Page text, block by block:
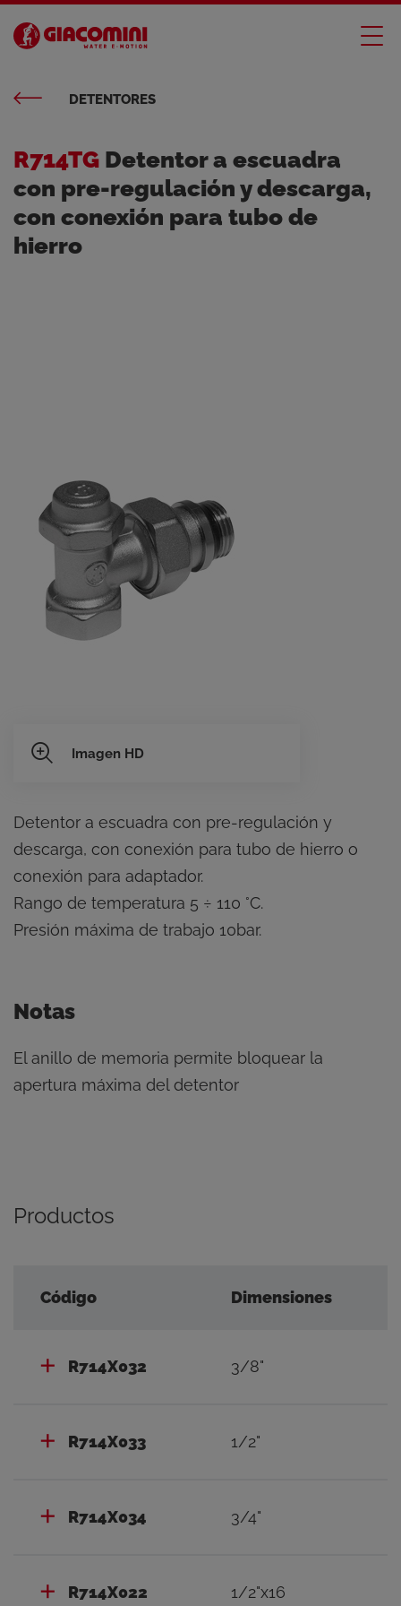
DETENTORES
R714TG Detentor a escuadra
con pre-regulación y descarga,
con conexión para tubo de
hierro
Imagen HD
Detentor a escuadra con pre-regulación y
descarga, con conexión para tubo de hierro o
conexión para adaptador.
Rango de temperatura 5 ÷ 110 °C.
Presión máxima de trabajo 10bar.
Notas
El anillo de memoria permite bloquear la
apertura máxima del detentor
Productos
Código Dimensiones
R714X032 3/8"
R714X033 1/2"
R714X034 3/4"
R714X022 1/2"x16